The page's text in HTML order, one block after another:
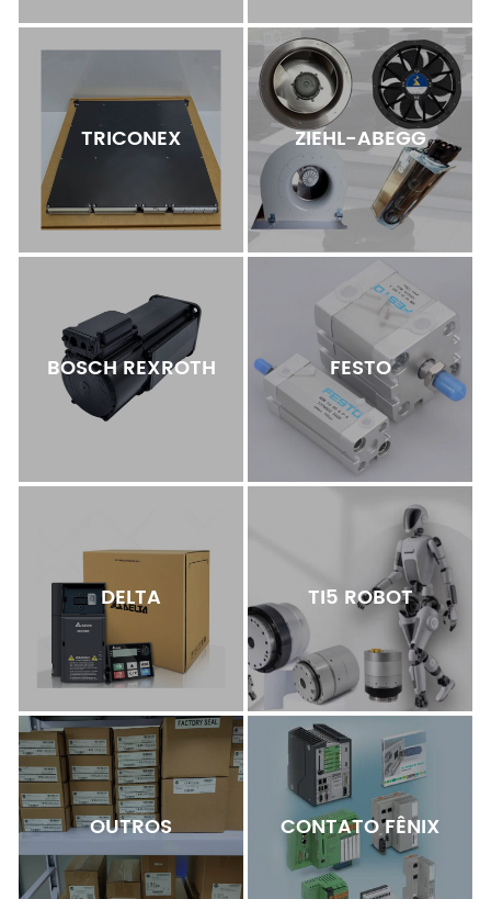
TRICONEX ZIEHL-ABEGG
BOSCH REXROTH FESTO
DELTA TI5 ROBOT
OUTROS CONTATO FÊNIX